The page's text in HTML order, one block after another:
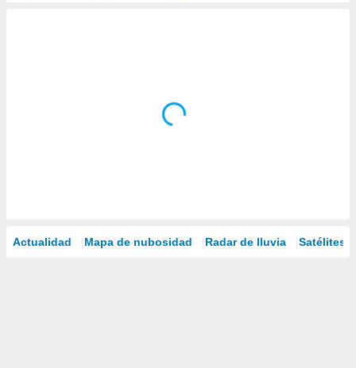
Actualidad Mapa de nubosidad Radar de lluvia Satélites